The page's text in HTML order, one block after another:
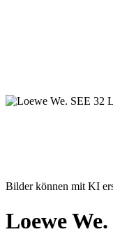
Bilder können mit KI
Loewe